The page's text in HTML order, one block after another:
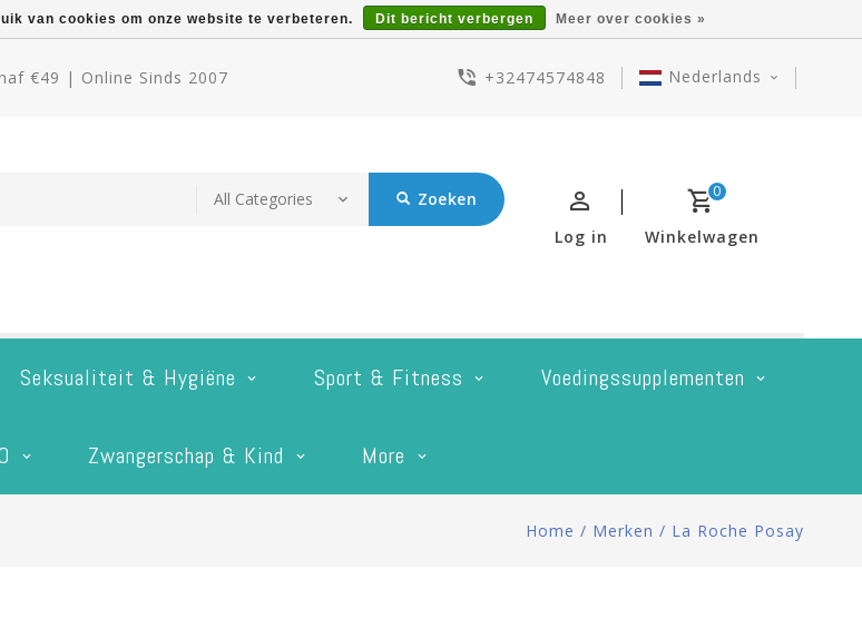
€49 | Online Sinds 2007 +32474574848 Nederlands
Zoeken 0
Winkelwagen
Log in
Seksualiteit & Hygiëne Sport & Fitness Voedingssupplementen
Zwangerschap & Kind More
Home / Merken / La Roche Posay
van cookies om onze website te verbeteren. Dit bericht verbergen Meer over cookies »